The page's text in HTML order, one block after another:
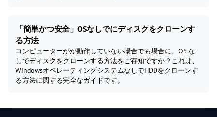
「簡単かつ安全」OSなしでにディスクをクローンす
る方法
コンピューターがが動作していない場合でも場合に、OS な
しでディスクをクローンする方法をご存知ですか？これは、
WindowsオペレーティングシステムなしでHDDをクローンす
る方法に関する完全なガイドです。